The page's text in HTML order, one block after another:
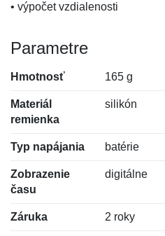
• výpočet vzdialenosti
Parametre
Hmotnosť 165 g
Materiál
remienka
silikón
Typ napájania batérie
Zobrazenie
času
digitálne
Záruka 2 roky